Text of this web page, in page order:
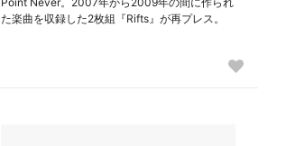
た楽曲を収録した2枚組『Rifts』が再プレス。